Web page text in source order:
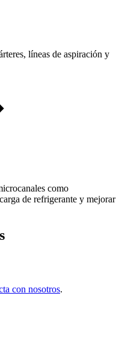
líneas de aspiración y
como
de refrigerante y mejorar
con nosotros.